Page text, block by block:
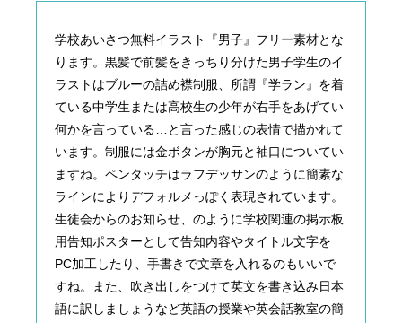
学校あいさつ無料イラスト『男子』フリー素材とな
ります。黒髪で前髪をきっちり分けた男子学生のイ
ラストはブルーの詰め襟制服、所謂『学ラン』を着
ている中学生または高校生の少年が右手をあげてい
何かを言っている…と言った感じの表情で描かれて
います。制服には金ボタンが胸元と袖口についてい
ますね。ペンタッチはラフデッサンのように簡素な
ラインによりデフォルメっぽく表現されています。
生徒会からのお知らせ、のように学校関連の掲示板
用告知ポスターとして告知内容やタイトル文字を
PC加工したり、手書きで文章を入れるのもいいで
すね。また、吹き出しをつけて英文を書き込み日本
語に訳しましょうなど英語の授業や英会話教室の簡